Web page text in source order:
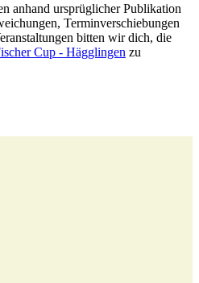
anhand ursprüglicher Publikation
Terminverschiebungen
bitten wir dich, die
Cup - Hägglingen zu